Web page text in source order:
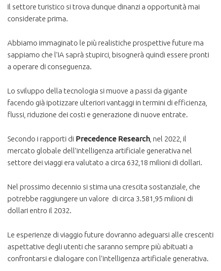
Il settore turistico si trova dunque dinanzi a opportunità mai
considerate prima.
Abbiamo immaginato le più realistiche prospettive future ma
sappiamo che l’IA saprà stupirci, bisognerà quindi essere pronti
a operare di conseguenza.
Lo sviluppo della tecnologia si muove a passi da gigante
facendo già ipotizzare ulteriori vantaggi in termini di efficienza,
flussi, riduzione dei costi e generazione di nuove entrate.
Secondo i rapporti di Precedence Research , nel 2022, il
mercato globale dell’intelligenza artificiale generativa nel
settore dei viaggi era valutato a circa 632,18 milioni di dollari.
Nel prossimo decennio si stima una crescita sostanziale, che
potrebbe raggiungere un valore di circa 3.581,95 milioni di
dollari entro il 2032.
Le esperienze di viaggio future dovranno adeguarsi alle crescenti
aspettative degli utenti che saranno sempre più abituati a
confrontarsi e dialogare con l’intelligenza artificiale generativa.